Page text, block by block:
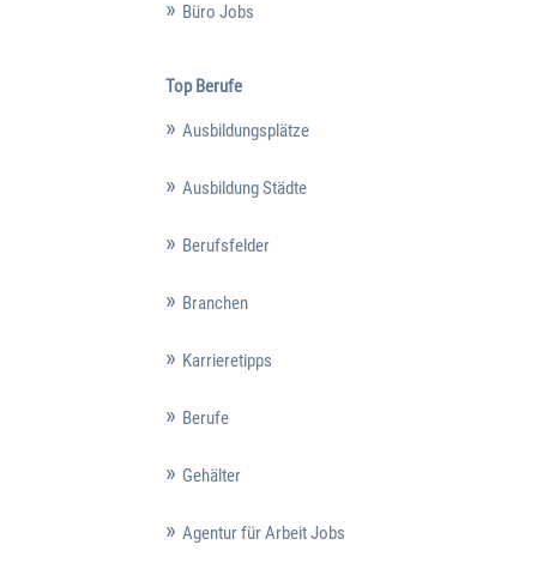
Büro Jobs
Top Berufe
Ausbildungsplätze
Ausbildung Städte
Berufsfelder
Branchen
Karrieretipps
Berufe
Gehälter
Agentur für Arbeit Jobs